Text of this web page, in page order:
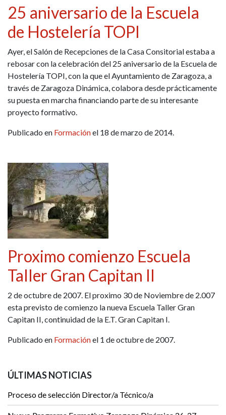
25 aniversario de la Escuela
de Hostelería TOPI
Ayer, el Salón de Recepciones de la Casa Consitorial estaba a
rebosar con la celebración del 25 aniversario de la Escuela de
Hostelería TOPI, con la que el Ayuntamiento de Zaragoza, a
través de Zaragoza Dinámica, colabora desde prácticamente
su puesta en marcha financiando parte de su interesante
proyecto formativo.
Publicado en Formaciónel 18 de marzo de 2014.
Proximo comienzo Escuela
Taller Gran Capitan II
2 de octubre de 2007. El proximo 30 de Noviembre de 2.007
esta previsto de comienzo la nueva Escuela Taller Gran
Capitan II, continuidad de la E.T. Gran Capitan I.
Publicado en Formaciónel 1 de octubre de 2007.
ÚLTIMAS NOTICIAS
Proceso de selección Director/a Técnico/a